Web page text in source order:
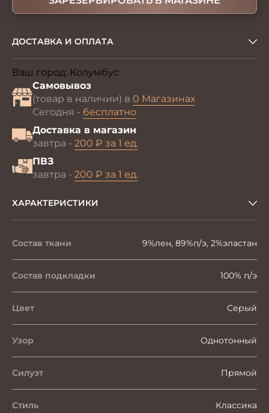
ДОСТАВКА И ОПЛАТА
Ваш город: Колумбус
Самовывоз
(товар в наличии) в 0 Магазинах
Сегодня - бесплатно
Доставка в магазин
завтра - 200 ₽ за 1 ед.
ПВЗ
завтра - 200 ₽ за 1 ед.
ХАРАКТЕРИСТИКИ
Состав ткани 9%лен, 89%п/э, 2%эластан
Состав подкладки 100% п/э
Цвет Серый
Узор Однотонный
Силуэт Прямой
Стиль Классика